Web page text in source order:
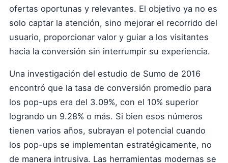
ofertas oportunas y relevantes. El objetivo ya no es
solo captar la atención, sino mejorar el recorrido del
usuario, proporcionar valor y guiar a los visitantes
hacia la conversión sin interrumpir su experiencia.
Una investigación del estudio de Sumo de 2016
encontró que la tasa de conversión promedio para
los pop-ups era del 3.09%, con el 10% superior
logrando un 9.28% o más. Si bien esos números
tienen varios años, subrayan el potencial cuando
los pop-ups se implementan estratégicamente, no
de manera intrusiva. Las herramientas modernas se